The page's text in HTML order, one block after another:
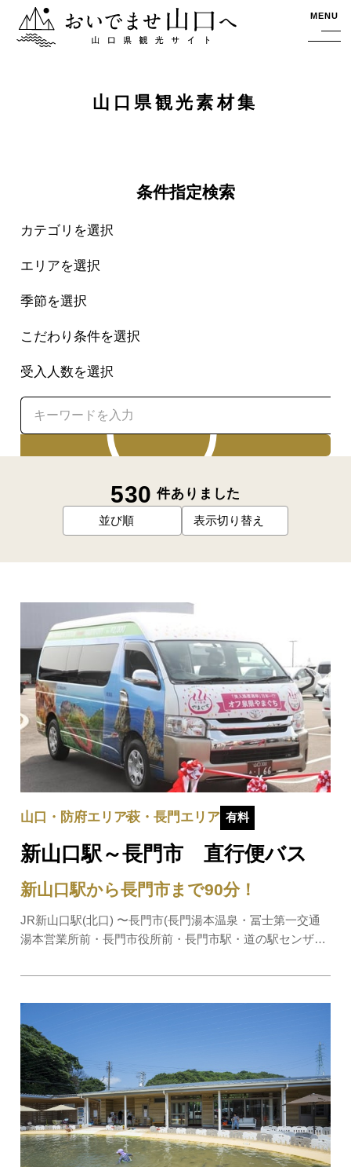
おいでませ山口へー山口県観光サイト MENU
山口県観光素材集
条件指定検索
カテゴリを選択
エリアを選択
季節を選択
こだわり条件を選択
受入人数を選択
530 件ありました
並び順 表示切り替え
新山口駅～長門市 直行便バス
新山口駅から長門市まで90分！
JR新山口駅(北口) 〜長門市(長門湯本温泉・冨士第一交通
湯本営業所前・長門市役所前・長門市駅・道の駅センザキ
復、毎日運行します。※直行便はジャンボタクシー（定員
山口・防府エリア萩・長門エリア 有料